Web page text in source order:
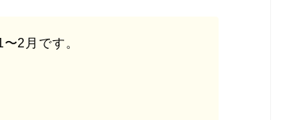
2月です。